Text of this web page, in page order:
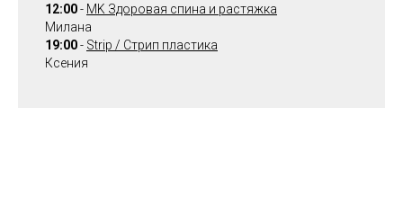
12:00- MK Здоровая спина и растяжка
Милана
19:00- Strip / Стрип пластика
Ксения